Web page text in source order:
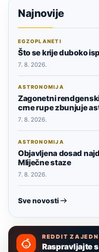
Najnovije
EGZOPLANETI
Što se krije duboko
7. 8. 2026.
ASTRONOMIJA
Zagonetni
crne rupe zbunjuje
7. 8. 2026.
ASTRONOMIJA
Objavljena dosad
Mliječne staze
7. 8. 2026.
Sve novosti
REDDIT
Raspravljajte